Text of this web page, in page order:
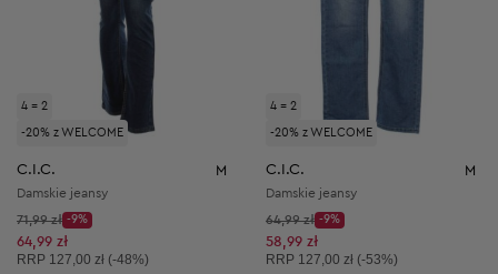
4 = 2
-20% z WELCOME
C.I.C. M
Damskie jeansy
Cena początkowa:
71,99 zł
Discount Price:
-9%
Obniżona cena:
64,99 zł
Cena sugerowana:
RRP 127,00 zł (-48%)
4 = 2
-20% z WELCOME
C.I.C. M
Damskie jeansy
Cena początkowa:
64,99 zł
Discount Price:
-9%
Obniżona cena:
58,99 zł
Cena sugerowana:
RRP 127,00 zł (-53%)